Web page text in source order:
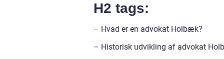
H2 tags:
– Hvad er en advokat Holbæk?
– Historisk udvikling af advokat